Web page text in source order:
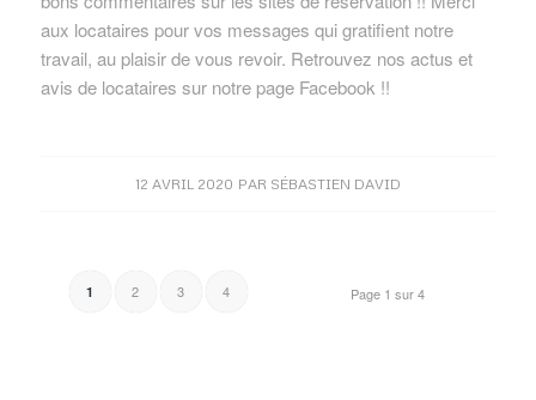
aux locataires pour vos messages qui gratifient notre
travail, au plaisir de vous revoir. Retrouvez nos actus et
avis de locataires sur notre page Facebook !!
12 AVRIL 2020 PAR SÉBASTIEN DAVID
Page 1 sur 4
1 2 3 4